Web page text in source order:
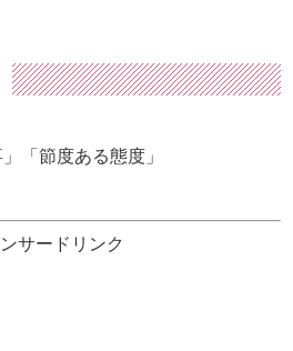
「節度ある態度」
サードリンク